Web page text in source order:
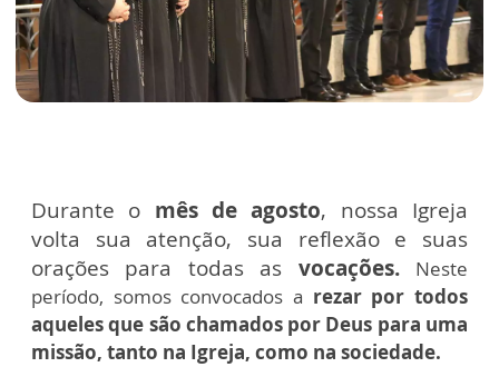
Durante o mês de agosto, nossa Igreja
volta sua atenção, sua reflexão e suas
orações para todas as vocações.
Neste
período, somos convocados a rezar por todos
aqueles que são chamados por Deus para uma
missão, tanto na Igreja, como na sociedade.